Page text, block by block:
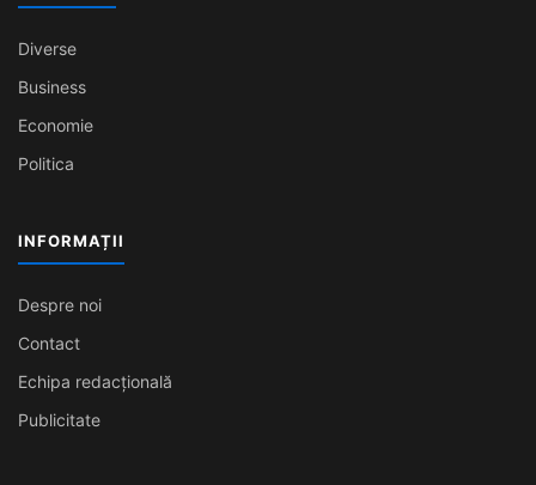
Diverse
Business
Economie
Politica
INFORMAȚII
Despre noi
Contact
Echipa redacțională
Publicitate